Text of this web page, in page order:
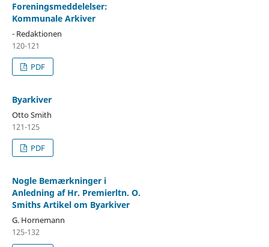
Foreningsmeddelelser:
Kommunale Arkiver
- Redaktionen
120-121
PDF
Byarkiver
Otto Smith
121-125
PDF
Nogle Bemærkninger i
Anledning af Hr. Premierltn. O.
Smiths Artikel om Byarkiver
G. Hornemann
125-132